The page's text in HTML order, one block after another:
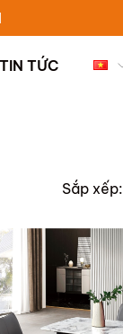
TIN TỨC
Sắp xếp: